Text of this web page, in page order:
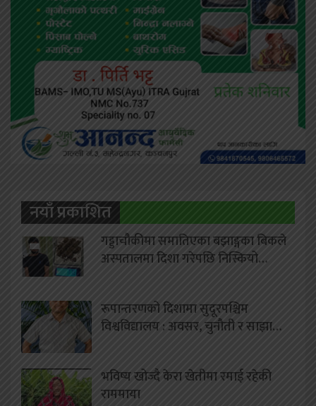
नयाँ प्रकाशित
गड्डाचौकीमा समातिएका बझाङ्गका बिकले
अस्पतालमा दिशा गरेपछि निस्कियो…
रूपान्तरणको दिशामा सुदूरपश्चिम
विश्वविद्यालय : अवसर, चुनौती र साझा…
भविष्य खोज्दै केरा खेतीमा रमाई रहेकी
राममाया